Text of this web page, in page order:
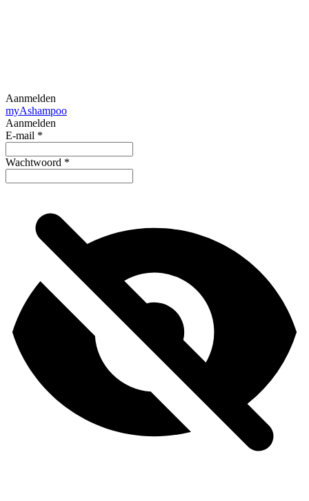
Aanmelden
myAshampoo
Aanmelden
E-mail *
Wachtwoord *